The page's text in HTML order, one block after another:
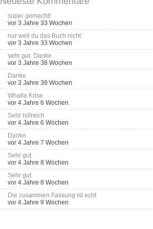
super gemacht!
vor 3 Jahre 33 Wochen
nur weil du das Buch nicht
vor 3 Jahre 33 Wochen
sehr gut. Danke
vor 3 Jahre 38 Wochen
Danke
vor 3 Jahre 39 Wochen
Whalla Krise
vor 4 Jahre 6 Wochen
Sehr hilfreich
vor 4 Jahre 6 Wochen
Danke
vor 4 Jahre 7 Wochen
Sehr gut
vor 4 Jahre 8 Wochen
Sehr gut
vor 4 Jahre 8 Wochen
Die zusammen Fassung ist echt
vor 4 Jahre 9 Wochen